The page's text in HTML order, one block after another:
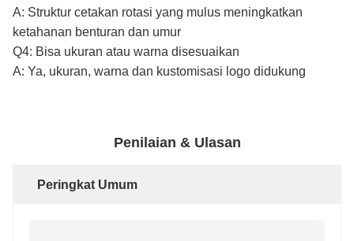
A: Struktur cetakan rotasi yang mulus meningkatkan
ketahanan benturan dan umur
Q4: Bisa ukuran atau warna disesuaikan
A: Ya, ukuran, warna dan kustomisasi logo didukung
Penilaian & Ulasan
Peringkat Umum